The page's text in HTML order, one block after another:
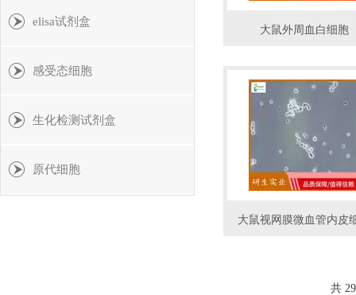
elisa试剂盒
感受态细胞
生化检测试剂盒
原代细胞
大鼠外周血白细胞
大鼠视网膜微血管内皮
共